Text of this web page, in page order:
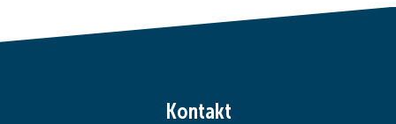
Kontakt